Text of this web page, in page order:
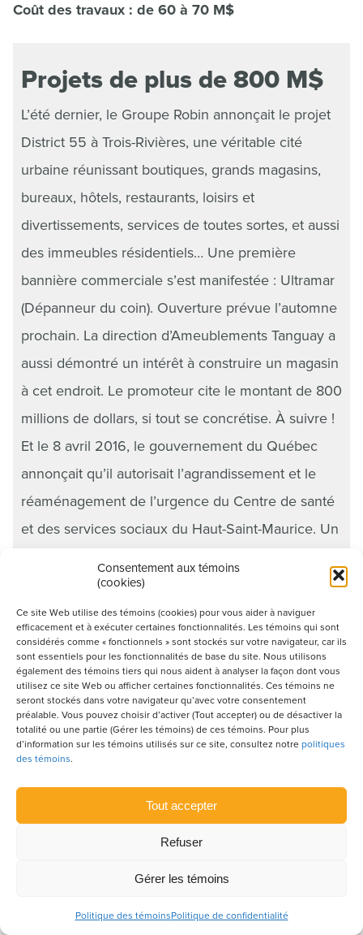
Consentement aux témoins
(cookies)
Ce site Web utilise des témoins (cookies) pour vous aider à naviguer
efficacement et à exécuter certaines fonctionnalités. Les témoins qui sont
considérés comme « fonctionnels » sont stockés sur votre navigateur, car ils
sont essentiels pour les fonctionnalités de base du site. Nous utilisons
également des témoins tiers qui nous aident à analyser la façon dont vous
utilisez ce site Web ou afficher certaines fonctionnalités. Ces témoins ne
seront stockés dans votre navigateur qu’avec votre consentement
préalable. Vous pouvez choisir d’activer (Tout accepter) ou de désactiver la
totalité ou une partie (Gérer les témoins) de ces témoins. Pour plus
d’information sur les témoins utilisés sur ce site, consultez notre politiques
des témoins.
Tout accepter
Refuser
Gérer les témoins
Politique des témoinsPolitique de confidentialité
Coût des travaux : de 60 à 70 M$
Projets de plus de 800 M$
L’été dernier, le Groupe Robin annonçait le projet
District 55 à Trois-Rivières, une véritable cité
urbaine réunissant boutiques, grands magasins,
bureaux, hôtels, restaurants, loisirs et
divertissements, services de toutes sortes, et aussi
des immeubles résidentiels… Une première
bannière commerciale s’est manifestée : Ultramar
(Dépanneur du coin). Ouverture prévue l’automne
prochain. La direction d’Ameublements Tanguay a
aussi démontré un intérêt à construire un magasin
à cet endroit. Le promoteur cite le montant de 800
millions de dollars, si tout se concrétise. À suivre !
Et le 8 avril 2016, le gouvernement du Québec
annonçait qu’il autorisait l’agrandissement et le
réaménagement de l’urgence du Centre de santé
et des services sociaux du Haut-Saint-Maurice. Un
Montérégie
Établissement de détention
de Sorel-Tracy
Ce projet est réalisé en partenariat public-privé et